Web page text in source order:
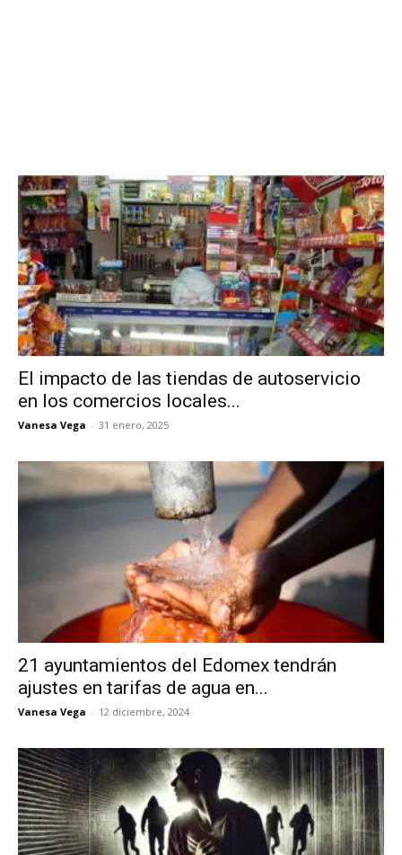
El impacto de las tiendas de autoservicio
en los comercios locales...
Vanesa Vega - 31 enero, 2025
21 ayuntamientos del Edomex tendrán
ajustes en tarifas de agua en...
Vanesa Vega - 12 diciembre, 2024